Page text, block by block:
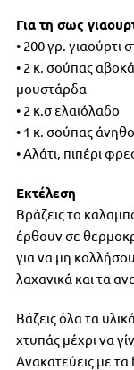
Για τη σως
• 200 γρ. γιαούρτι
• 2 κ. σούπας
μουστάρδα
• 2 κ.σ ελαιόλαδο
• 1 κ. σούπας
• Αλάτι, πιπέρι
Eκτέλεση
Βράζεις το
έρθουν σε
για να μη
λαχανικά και τα
Βάζεις όλα τα
χτυπάς μέχρι να
Ανακατεύεις με τα